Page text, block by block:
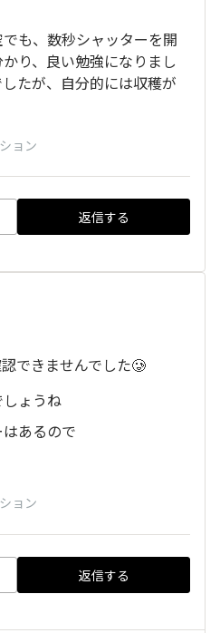
も、数秒シャッターを開
り、良い勉強になりまし
たが、自分的には収穫が
ョン
返信する
できませんでした🥲
ょうね
あるので
ョン
返信する